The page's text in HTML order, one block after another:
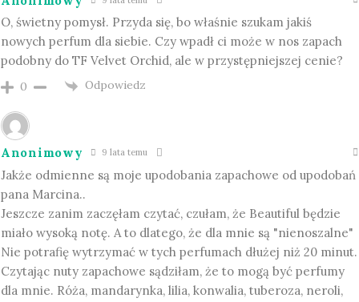
O, świetny pomysł. Przyda się, bo właśnie szukam jakiś
nowych perfum dla siebie. Czy wpadł ci może w nos zapach
podobny do TF Velvet Orchid, ale w przystępniejszej cenie?
0 Odpowiedz
Anonimowy 9 lata temu
Jakże odmienne są moje upodobania zapachowe od upodobań
pana Marcina..
Jeszcze zanim zaczęłam czytać, czułam, że Beautiful będzie
miało wysoką notę. A to dlatego, że dla mnie są "nienoszalne"
Nie potrafię wytrzymać w tych perfumach dłużej niż 20 minut.
Czytając nuty zapachowe sądziłam, że to mogą być perfumy
dla mnie. Róża, mandarynka, lilia, konwalia, tuberoza, neroli,